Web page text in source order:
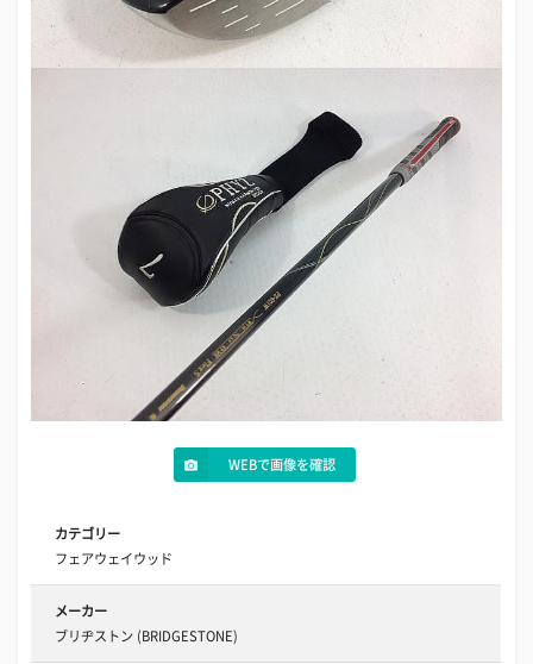
WEBで画像を確認
カテゴリー
フェアウェイウッド
メーカー
ブリヂストン (BRIDGESTONE)